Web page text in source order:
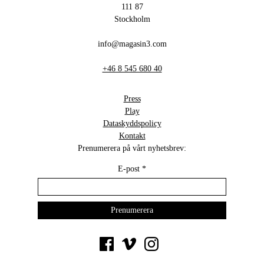
111 87
Stockholm
info@magasin3.com
+46 8 545 680 40
Press
Play
Dataskyddspolicy
Kontakt
Prenumerera på vårt nyhetsbrev:
E-post *